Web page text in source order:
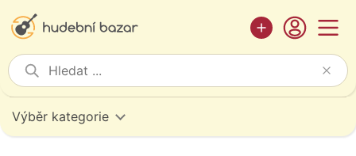
Výběr kategorie